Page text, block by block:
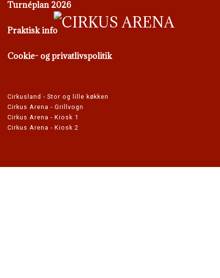
Turnéplan 2026
Praktisk info
Cookie- og privatlivspolitik
Cirkusland - Stor og lille køkken
Cirkus Arena - Grillvogn
Cirkus Arena - Kiosk 1
Cirkus Arena - Kiosk 2